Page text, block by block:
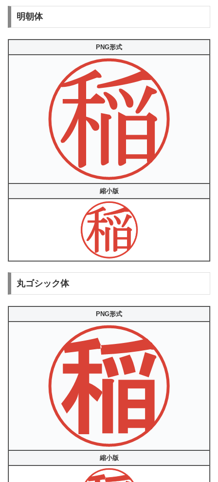
明朝体
PNG形式
縮小版
丸ゴシック体
PNG形式
縮小版